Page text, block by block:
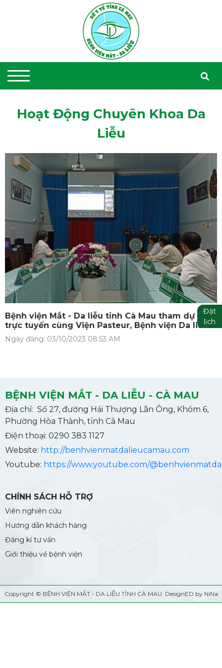
Hoạt Động Chuyên Khoa Da
Liễu
Bệnh viện Mắt - Da liễu tỉnh Cà Mau tham dự họp
trực tuyến cùng Viện Pasteur, Bệnh viện Da liễu
TP. HCM, CDC TP. HCM về phòng chống nhiễm
khuẩn
Ngày đăng: 03/10/2023 08:53 AM
BỆNH VIỆN MẮT - DA LIỄU - CÀ MAU
Địa chỉ: Số 27, đường Hải Thượng Lãn Ông, Khóm 6,
Phường Hòa Thành, tỉnh Cà Mau
Điện thoại: 0290 383 1127
Website: http://benhvienmatdalieucamau.com
Youtube: https://www.youtube.com/
CHÍNH SÁCH HỖ TRỢ
Viên nghiên cứu
Hướng dẫn khách hàng
Đăng kí tư vấn
Giới thiệu về bệnh viện
Copyright © BỆNH VIỆN MẮT - DA LIỄU TỈNH CÀ MAU. DesignED by NiNa
Đặt
lịch